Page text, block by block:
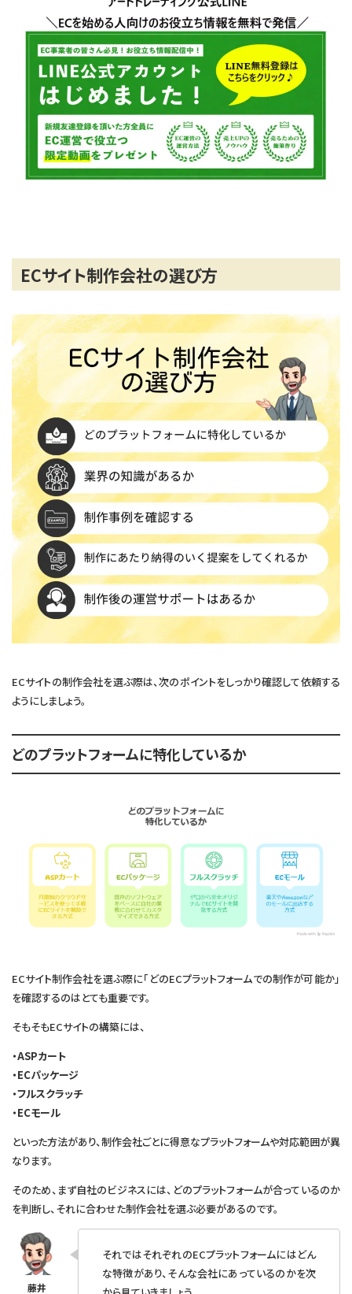
ECサイト制作会社の選び方
ECサイトの制作会社を選ぶ際は、次のポイントをしっかり確認して依頼する
ようにしましょう。
どのプラットフォームに特化しているか
ECサイト制作会社を選ぶ際に「どのECプラットフォームでの制作が可能か」
を確認するのはとても重要です。
そもそもECサイトの構築には、
・ASPカート
・ECパッケージ
・フルスクラッチ
・ECモール
といった方法があり、制作会社ごとに得意なプラットフォームや対応範囲が異
なります。
そのため、まず自社のビジネスには、どのプラットフォームが合っているのか
を判断し、それに合わせた制作会社を選ぶ必要があるのです。
それではそれぞれのECプラットフォームにはどん
な特徴があり、そんな会社にあっているのかを次